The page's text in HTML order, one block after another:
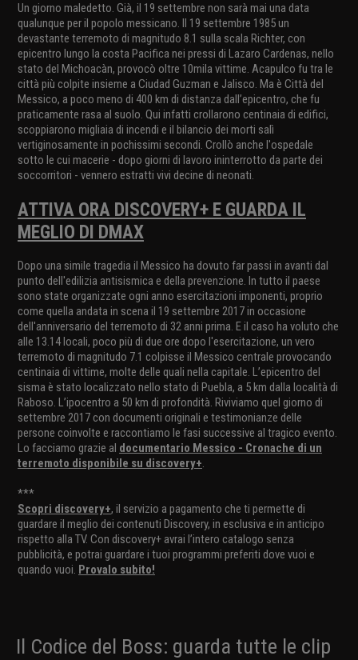
Un giorno maledetto. Già, il 19 settembre non sarà mai una data
qualunque per il popolo messicano. Il 19 settembre 1985 un
devastante terremoto di magnitudo 8.1 sulla scala Richter, con
epicentro lungo la costa Pacifica nei pressi di Lazaro Cardenas, nello
stato del Michoacàn, provocò oltre 10mila vittime. Acapulco fu tra le
città più colpite insieme a Ciudad Guzman e Jalisco. Ma è Città del
Messico, a poco meno di 400 km di distanza dall’epicentro, che fu
praticamente rasa al suolo. Qui infatti crollarono centinaia di edifici,
scoppiarono migliaia di incendi e il bilancio dei morti salì
vertiginosamente in pochissimi secondi. Crollò anche l'ospedale
sotto le cui macerie - dopo giorni di lavoro ininterrotto da parte dei
soccorritori - vennero estratti vivi decine di neonati.
ATTIVA ORA DISCOVERY+ E GUARDA IL
MEGLIO DI DMAX
Dopo una simile tragedia il Messico ha dovuto far passi in avanti dal
punto dell'edilizia antisismica e della prevenzione. In tutto il paese
sono state organizzate ogni anno esercitazioni imponenti, proprio
come quella andata in scena il 19 settembre 2017 in occasione
dell'anniversario del terremoto di 32 anni prima. E il caso ha voluto che
alle 13.14 locali, poco più di due ore dopo l'esercitazione, un vero
terremoto di magnitudo 7.1 colpisse il Messico centrale provocando
centinaia di vittime, molte delle quali nella capitale. L’epicentro del
sisma è stato localizzato nello stato di Puebla, a 5 km dalla località di
Raboso. L’ipocentro a 50 km di profondità. Riviviamo quel giorno di
settembre 2017 con documenti originali e testimonianze delle
persone coinvolte e raccontiamo le fasi successive al tragico evento.
Lo facciamo grazie al documentario Messico - Cronache di un
terremoto disponibile su discovery+.
***
Scopri discovery+, il servizio a pagamento che ti permette di
guardare il meglio dei contenuti Discovery, in esclusiva e in anticipo
rispetto alla TV. Con discovery+ avrai l’intero catalogo senza
pubblicità, e potrai guardare i tuoi programmi preferiti dove vuoi e
quando vuoi. Provalo subito!
Il Codice del Boss: guarda tutte le clip